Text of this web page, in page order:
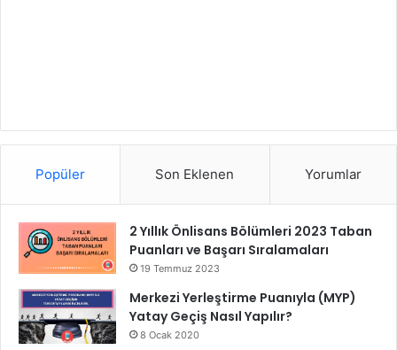
Popüler Son Eklenen Yorumlar
2 Yıllık Önlisans Bölümleri 2023 Taban
Puanları ve Başarı Sıralamaları
19 Temmuz 2023
Merkezi Yerleştirme Puanıyla (MYP)
Yatay Geçiş Nasıl Yapılır?
8 Ocak 2020